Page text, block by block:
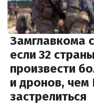
Замглавкома
если 32
произвести
и дронов, чем
застрелиться